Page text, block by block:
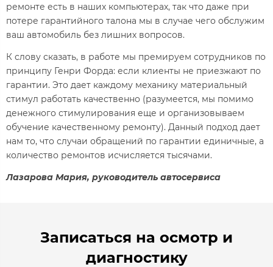
ремонте есть в наших компьютерах, так что даже при
потере гарантийного талона мы в случае чего обслужим
ваш автомобиль без лишних вопросов.
К слову сказать, в работе мы премируем сотрудников по
принципу Генри Форда: если клиенты не приезжают по
гарантии. Это дает каждому механику материальный
стимул работать качественно (разумеется, мы помимо
денежного стимулирования еще и организовываем
обучение качественному ремонту). Данный подход дает
нам то, что случаи обращений по гарантии единичные, а
количество ремонтов исчисляется тысячами.
Лазарова Мария, руководитель автосервиса
Записаться на осмотр и
диагностику